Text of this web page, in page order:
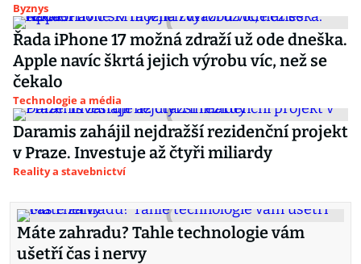
Byznys
Řada iPhone 17 možná zdraží už ode dneška.
Apple navíc škrtá jejich výrobu víc, než se
čekalo
Technologie a média
Daramis zahájil nejdražší rezidenční projekt
v Praze. Investuje až čtyři miliardy
Reality a stavebnictví
Máte zahradu? Tahle technologie vám
ušetří čas i nervy